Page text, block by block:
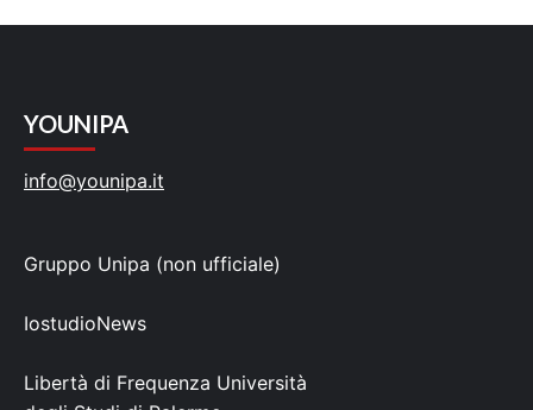
YOUNIPA
info@younipa.it
Gruppo Unipa (non ufficiale)
IostudioNews
Libertà di Frequenza Università